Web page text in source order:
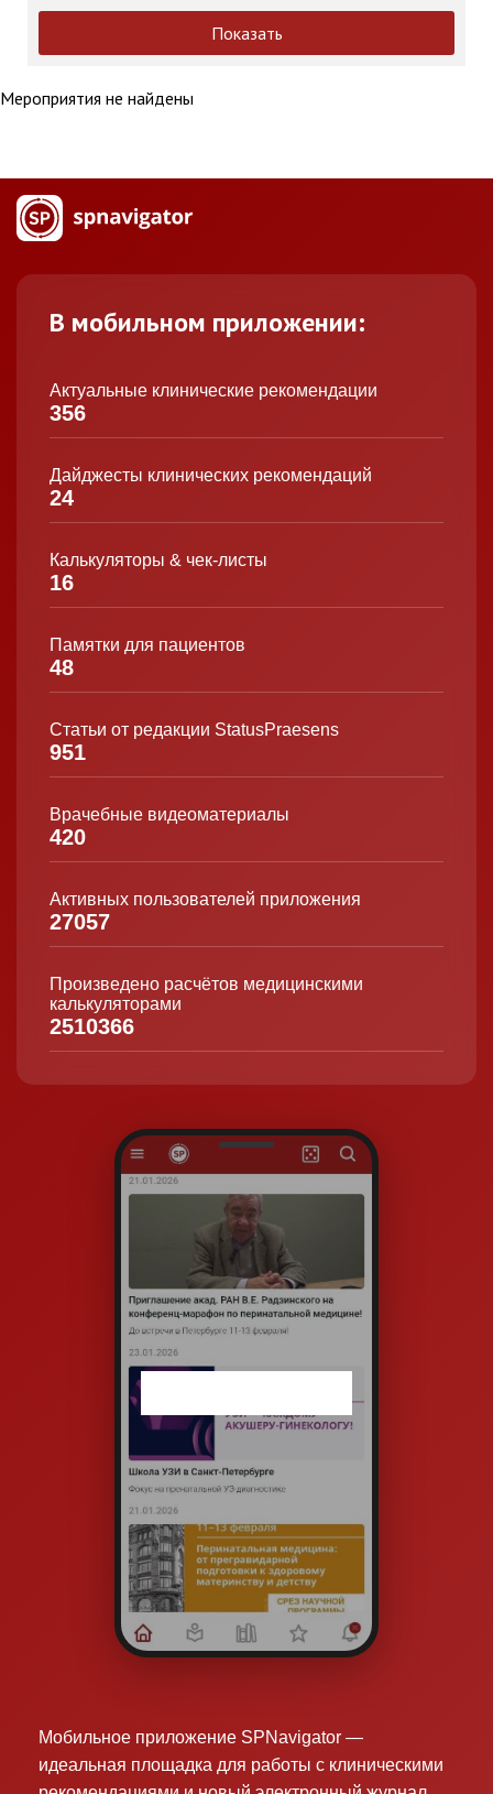
Показать
Мероприятия не найдены
В мобильном приложении:
Актуальные клинические рекомендации
356
Дайджесты клинических рекомендаций
24
Калькуляторы & чек-листы
16
Памятки для пациентов
48
Статьи от редакции StatusPraesens
951
Врачебные видеоматериалы
420
Активных пользователей приложения
27057
Произведено расчётов медицинскими
калькуляторами
2510366
Мобильное приложение SPNavigator —
идеальная площадка для работы с клиническими